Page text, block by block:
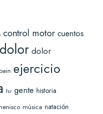
control motor cuentos
dolor dolor
ejercicio
fsr gente historia
música natación